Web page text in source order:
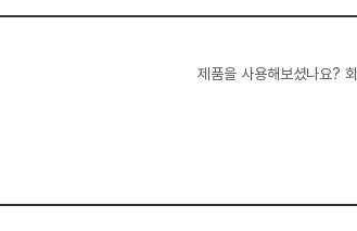
제품을 사용해보셨나요?